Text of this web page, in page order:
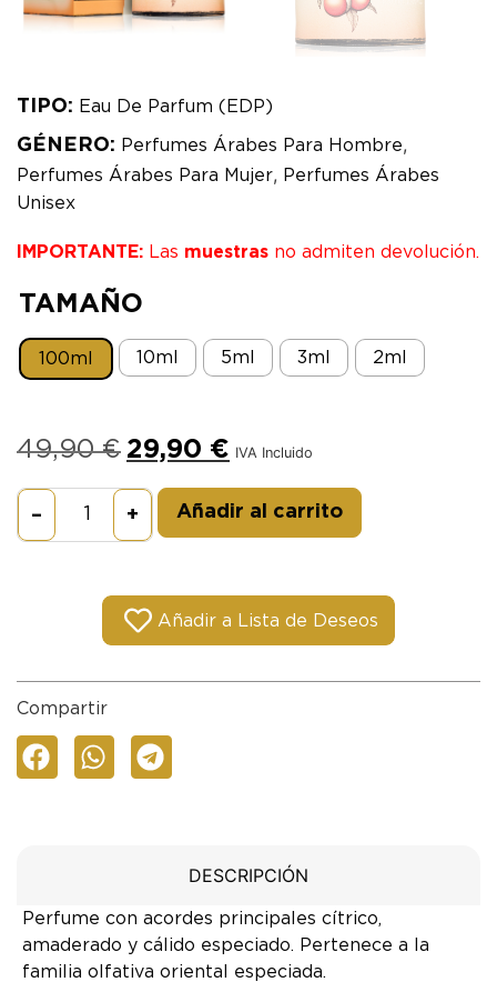
TIPO: Eau De Parfum (EDP)
GÉNERO: Perfumes Árabes Para Hombre,
Perfumes Árabes Para Mujer, Perfumes Árabes
Unisex
IMPORTANTE: Las muestras no admiten devolución.
TAMAÑO
100ml 10ml 5ml 3ml 2ml
49,90€ 29,90 € IVA Incluido
– + Añadir al carrito
Añadir a Lista de Deseos
Compartir
DESCRIPCIÓN
Perfume con acordes principales cítrico,
amaderado y cálido especiado. Pertenece a la
familia olfativa oriental especiada.